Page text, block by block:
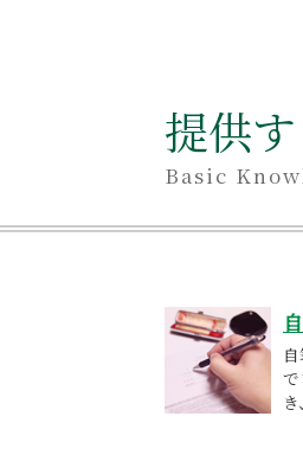
提供
Basic